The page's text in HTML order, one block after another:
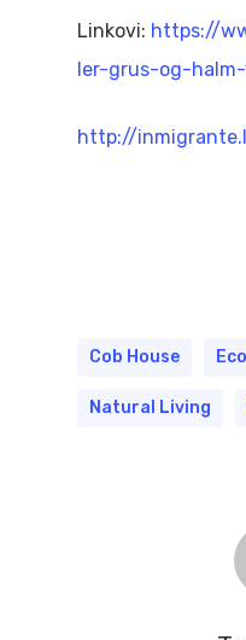
Linkovi: https://
ler-grus-og-
http://
Cob House
Natural Living